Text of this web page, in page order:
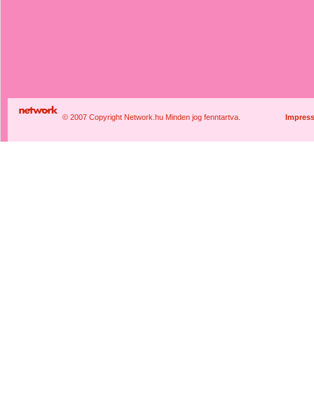
© 2007 Copyright Network.hu Minden jog fenntartva.